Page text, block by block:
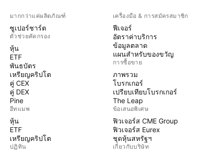
มากกว่าแค่ผลิตภัณฑ์
ซูเปอร์ชาร์ต
ตัวช่วยคัดกรอง
หุ้น
ETF
พันธบัตร
เหรียญคริปโต
คู่ CEX
คู่ DEX
Pine
ฮีทแมพ
หุ้น
ETF
เหรียญคริปโต
ปฏิทิน
เครื่องมือ & การสมัครสมาชิก
ฟีเจอร์
อัตราค่าบริการ
ข้อมูลตลาด
แผนสำหรับของขวัญ
การซื้อขาย
ภาพรวม
โบรกเกอร์
เปรียบเทียบโบรกเกอร์
The Leap
ข้อเสนอพิเศษ
ฟิวเจอร์ส CME Group
ฟิวเจอร์ส Eurex
ชุดหุ้นสหรัฐฯ
เกี่ยวกับบริษัท